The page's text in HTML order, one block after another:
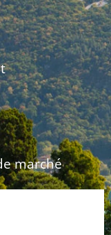
marché